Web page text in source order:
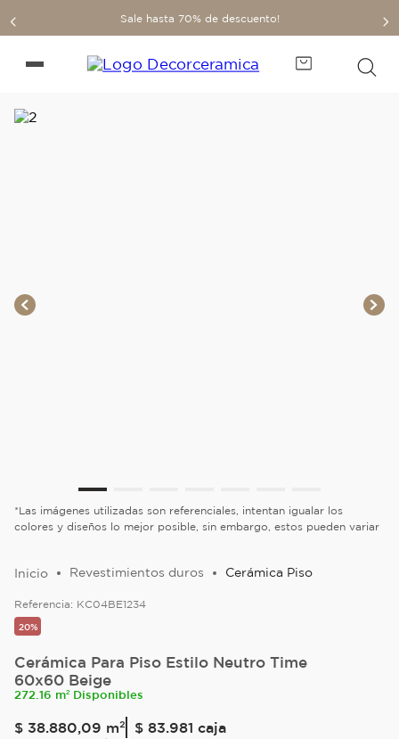
Sale hasta 70% de descuento!
*Las imágenes utilizadas son referenciales, intentan igualar los
colores y diseños lo mejor posible, sin embargo, estos pueden variar
Revestimientos duros Cerámica Piso
Referencia: KC04BE1234
20%
Cerámica Para Piso Estilo Neutro Time
60x60 Beige
272.16 m² Disponibles
$ 38.880,09 m² $ 83.981 caja